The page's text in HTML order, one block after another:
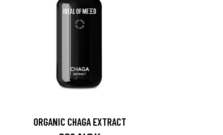
ORGANIC CHAGA EXTRACT